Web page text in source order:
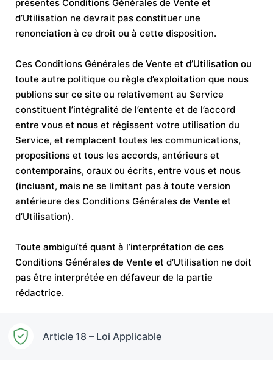
présentes Conditions Générales de Vente et
d’Utilisation ne devrait pas constituer une
renonciation à ce droit ou à cette disposition.
Ces Conditions Générales de Vente et d’Utilisation ou
toute autre politique ou règle d’exploitation que nous
publions sur ce site ou relativement au Service
constituent l’intégralité de l’entente et de l’accord
entre vous et nous et régissent votre utilisation du
Service, et remplacent toutes les communications,
propositions et tous les accords, antérieurs et
contemporains, oraux ou écrits, entre vous et nous
(incluant, mais ne se limitant pas à toute version
antérieure des Conditions Générales de Vente et
d’Utilisation).
Toute ambiguïté quant à l’interprétation de ces
Conditions Générales de Vente et d’Utilisation ne doit
pas être interprétée en défaveur de la partie
rédactrice.
Article 18 – Loi Applicable